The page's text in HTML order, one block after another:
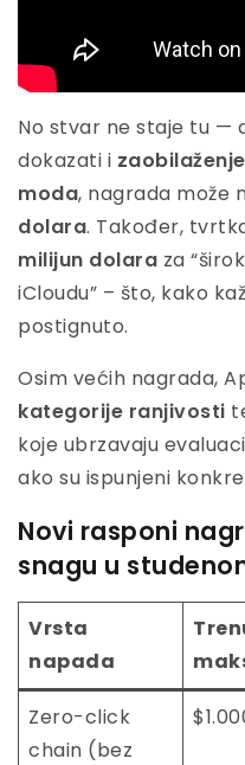
No stvar ne staje tu —
dokazati i
moda, nagrada može
dolara. Također,
milijun dolara za
iCloudu” – što, kako
postignuto.
Osim većih nagrada,
kategorije ranjivosti
koje ubrzavaju
ako su ispunjeni
Novi rasponi
snagu u
Vrsta
napada
Zero-click
chain (bez